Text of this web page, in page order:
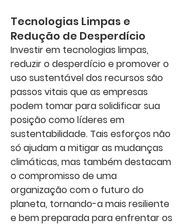
Tecnologias Limpas e
Redução de Desperdício
Investir em tecnologias limpas,
reduzir o desperdício e promover o
uso sustentável dos recursos são
passos vitais que as empresas
podem tomar para solidificar sua
posição como líderes em
sustentabilidade. Tais esforços não
só ajudam a mitigar as mudanças
climáticas, mas também destacam
o compromisso de uma
organização com o futuro do
planeta, tornando-a mais resiliente
e bem preparada para enfrentar os